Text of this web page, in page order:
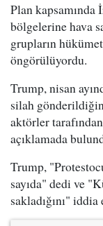
Plan kapsamında
bölgelerine hava
grupların
öngörülüyordu.
Trump, nisan
silah
aktörler
açıklamada
Trump,
sayıda" dedi ve
sakladığını" iddia